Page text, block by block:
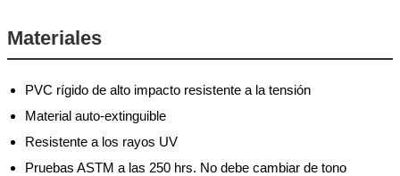
Materiales
PVC rígido de alto impacto resistente a la tensión
Material auto-extinguible
Resistente a los rayos UV
Pruebas ASTM a las 250 hrs. No debe cambiar de tono